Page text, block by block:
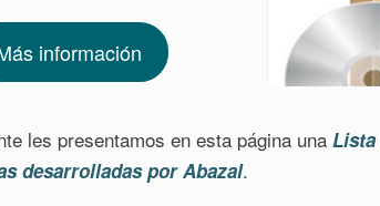
información
les presentamos en esta página unaLista
desarrolladas por Abazal.